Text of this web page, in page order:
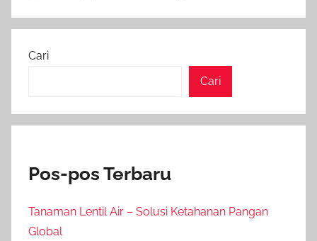
Cari
Cari
Pos-pos Terbaru
Tanaman Lentil Air – Solusi Ketahanan Pangan
Global